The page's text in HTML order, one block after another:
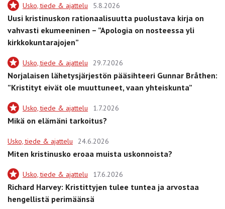
Usko, tiede & ajattelu 5.8.2026
Uusi kristinuskon rationaalisuutta puolustava kirja on
vahvasti ekumeeninen – ”Apologia on nosteessa yli
kirkkokuntarajojen”
Usko, tiede & ajattelu 29.7.2026
Norjalaisen lähetysjärjestön pääsihteeri Gunnar Bråthen:
”Kristityt eivät ole muuttuneet, vaan yhteiskunta”
Usko, tiede & ajattelu 1.7.2026
Mikä on elämäni tarkoitus?
Usko, tiede & ajattelu 24.6.2026
Miten kristinusko eroaa muista uskonnoista?
Usko, tiede & ajattelu 17.6.2026
Richard Harvey: Kristittyjen tulee tuntea ja arvostaa
hengellistä perimäänsä